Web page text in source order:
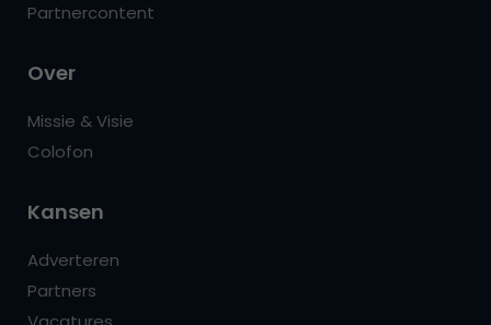
Partnercontent
Over
Missie & Visie
Colofon
Kansen
Adverteren
Partners